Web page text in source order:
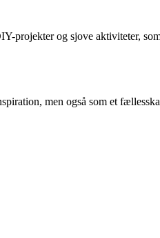
projekter og sjove aktiviteter,
men også som et